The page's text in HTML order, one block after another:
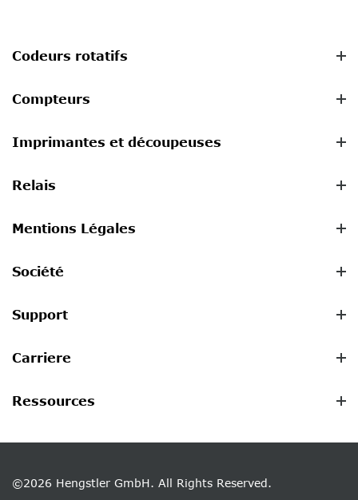
Codeurs rotatifs
Compteurs
Imprimantes et découpeuses
Relais
Mentions Légales
Société
Support
Carriere
Ressources
©2026 Hengstler GmbH. All Rights Reserved.